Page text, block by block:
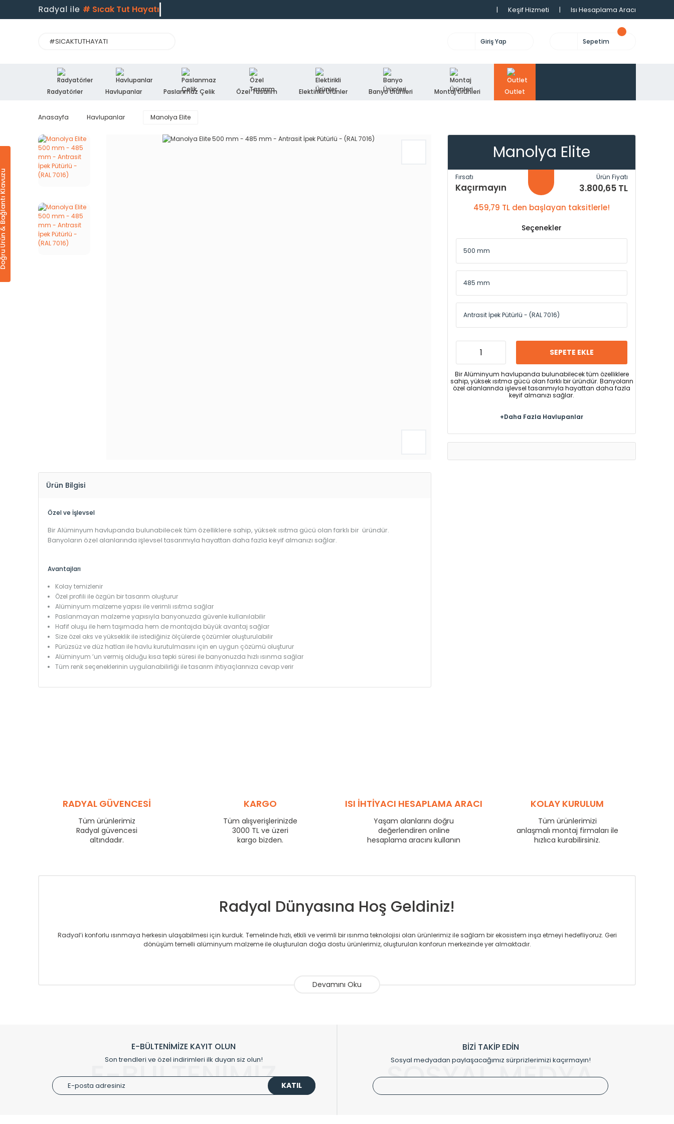
Radyal ile # Sıcak Tut Hayatı | Keşif Hizmeti | Isı Hesaplama Aracı
Giriş Yap Sepetim
Radyatörler Havlupanlar Paslanmaz Çelik Özel Tasarım Elektirikli Ürünler Banyo Ürünleri Montaj Ürünleri Outlet
Klavuzu
Anasayfa Havlupanlar Manolya Elite
Ürün Bilgisi
Özel ve İşlevsel
Bir Alüminyum havlupanda bulunabilecek tüm özelliklere sahip, yüksek ısıtma gücü olan farklı bir üründür.
Banyoların özel alanlarında işlevsel tasarımıyla hayattan daha fazla keyif almanızı sağlar.
Avantajları
Kolay temizlenir
Özel profili ile özgün bir tasarım oluşturur
Alüminyum malzeme yapısı ile verimli ısıtma sağlar
Paslanmayan malzeme yapısıyla banyonuzda güvenle kullanılabilir
Hafif oluşu ile hem taşımada hem de montajda büyük avantaj sağlar
Size özel aks ve yükseklik ile istediğiniz ölçülerde çözümler oluşturulabilir
Pürüzsüz ve düz hatları ile havlu kurutulmasını için en uygun çözümü oluşturur
Alüminyum ’un vermiş olduğu kısa tepki süresi ile banyonuzda hızlı ısınma sağlar
Tüm renk seçeneklerinin uygulanabilirliği ile tasarım ihtiyaçlarınıza cevap verir
Manolya Elite
Fırsatı
Kaçırmayın
Ürün Fiyatı
3.800,65 TL
459,79 TL den başlayan taksitlerle!
Seçenekler
SEPETE EKLE
Bir Alüminyum havlupanda bulunabilecek tüm özelliklere
sahip, yüksek ısıtma gücü olan farklı bir üründür. Banyoların
özel alanlarında işlevsel tasarımıyla hayattan daha fazla
keyif almanızı sağlar.
+Daha Fazla Havlupanlar
RADYAL GÜVENCESİ
Tüm ürünlerimiz
Radyal güvencesi
altındadır.
KARGO
Tüm alışverişlerinizde
3000 TL ve üzeri
kargo bizden.
ISI İHTİYACI HESAPLAMA ARACI
Yaşam alanlarını doğru
değerlendiren online
hesaplama aracını kullanın
KOLAY KURULUM
Tüm ürünlerimizi
anlaşmalı montaj firmaları ile
hızlıca kurabilirsiniz.
Radyal Dünyasına Hoş Geldiniz!
Radyal’i konforlu ısınmaya herkesin ulaşabilmesi için kurduk. Temelinde hızlı, etkili ve verimli bir ısınma teknolojisi olan ürünlerimiz ile sağlam bir ekosistem inşa etmeyi hedefliyoruz. Geri
dönüşüm temelli alüminyum malzeme ile oluşturulan doğa dostu ürünlerimiz, oluşturulan konforun merkezinde yer almaktadır.
Avrupa’ya yapmakta olduğu ihracat ile de ürünlerinde sadece tasarımın ön planda olmadığını aynı zamanda kalite olarak ta en üst seviyede olduğunu göstermiştir.
Klasik modellerimizin yanında, modern hatları ile de dikkat çeken tasarım radyatörlerimiz veülkemizdeki birçok elite projede tercih edilmekte, mimarların kişiselleştirilmiş çözümlerinde
Radyal sunmuş olduğu Alüminyum radyatör ve havlupanların tamamlayıcısı olan vana, montaj aparatı, termostat, boru gizleme kılıfı gibi aksesuarları ile de özel çözümler
Size özel olarak üretilen Radyatör ve havlupan seçerken yardıma ihtiyacınız olduğunda,
E-BÜLTENİMİZE KAYIT OLUN
Son trendleri ve özel indirimleri ilk duyan siz olun!
E-BÜLTENİMİZ KATIL
BİZİ TAKİP EDİN
Sosyal medyadan paylaşacağımız sürprizlerimizi kaçırmayın!
SOSYAL MEDYA